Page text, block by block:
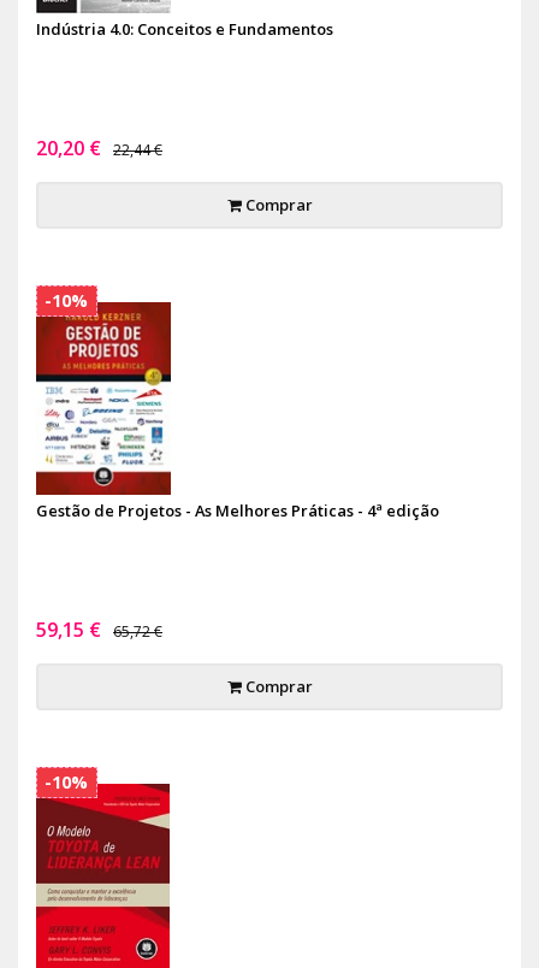
Indústria 4.0: Conceitos e Fundamentos
20,20 € 22,44 €
Comprar
Gestão de Projetos - As Melhores Práticas - 4ª edição
59,15 € 65,72 €
Comprar
-10%
-10%